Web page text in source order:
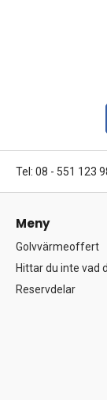
Tel: 08 - 551 123
Meny
Golvvärmeoffert
Hittar du inte vad
Reservdelar